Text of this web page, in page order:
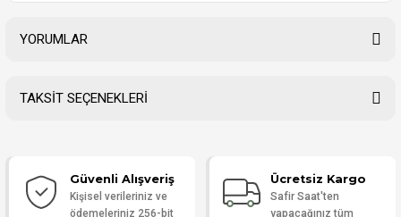
YORUMLAR
Yorum Yaz
TAKSİT SEÇENEKLERİ
Güvenli Alışveriş
Kişisel verileriniz ve
ödemeleriniz 256-bit
Ücretsiz Kargo
Safir Saat'ten
yapacağınız tüm